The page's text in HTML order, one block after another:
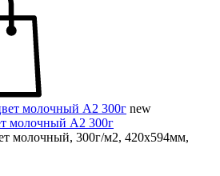
new
молочный А2 300г
молочный, 300г/м2, 420х594мм,